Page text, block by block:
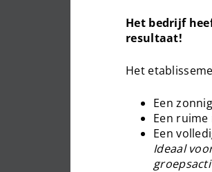
Het bedrijf
resultaat!
Het
Een
Een
Een
Ideaal